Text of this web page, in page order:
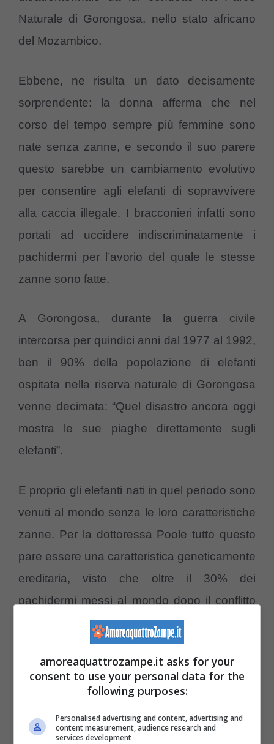
Naturale di Gorongosa, nello stato africano
del Mozambico.
Ebbene, ne risulta un dato decisamente
sorprendente: la donna afferma che nel
corso del tempo sempre più femmine sono
nate senza zanne, e secondo il suo parere
questo sarebbe un cambiamento evolutivo
per consentire agli elefanti di sopravvivere
alla caccia illegale. I bracconieri infatti sono
portati ad uccidere indiscriminatamente i
pachidermi per l’avorio del quale le stesse
zanne sono fatte.
A Gorongosa, durante la guerra civile
intercorsa per quindici anni dal 1977 al 1992,
ben il 90% della popolazione di elefanti
ospitata nella riserva naturale di Gorongosa
venne decimata: “Quel disastro ancora oggi
mostra le sue piaghe direttamente sugli
elefanti”.
E proprio gli elefanti nati in quel periodo sono
venuti al mondo senza le loro caratteristiche
zanne. Per la dottoressa Poole tutto questo
pare essere una caratteristica geneticamente
ereditaria, visto che oltre il 30% dei
pachidermi messi al mondo dopo il conflitto
hanno presentato questo tratto in maniera
E lo stesso è stato osservato nel vicino
addirittura il 98% degli elefanti a non avere le
amoreaquattrozampe.it asks for your
consent to use your personal data for the
following purposes:
Personalised advertising and content, advertising and
content measurement, audience research and
services development